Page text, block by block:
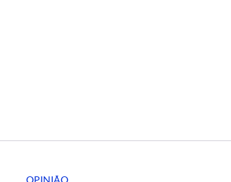
OPINIÃO